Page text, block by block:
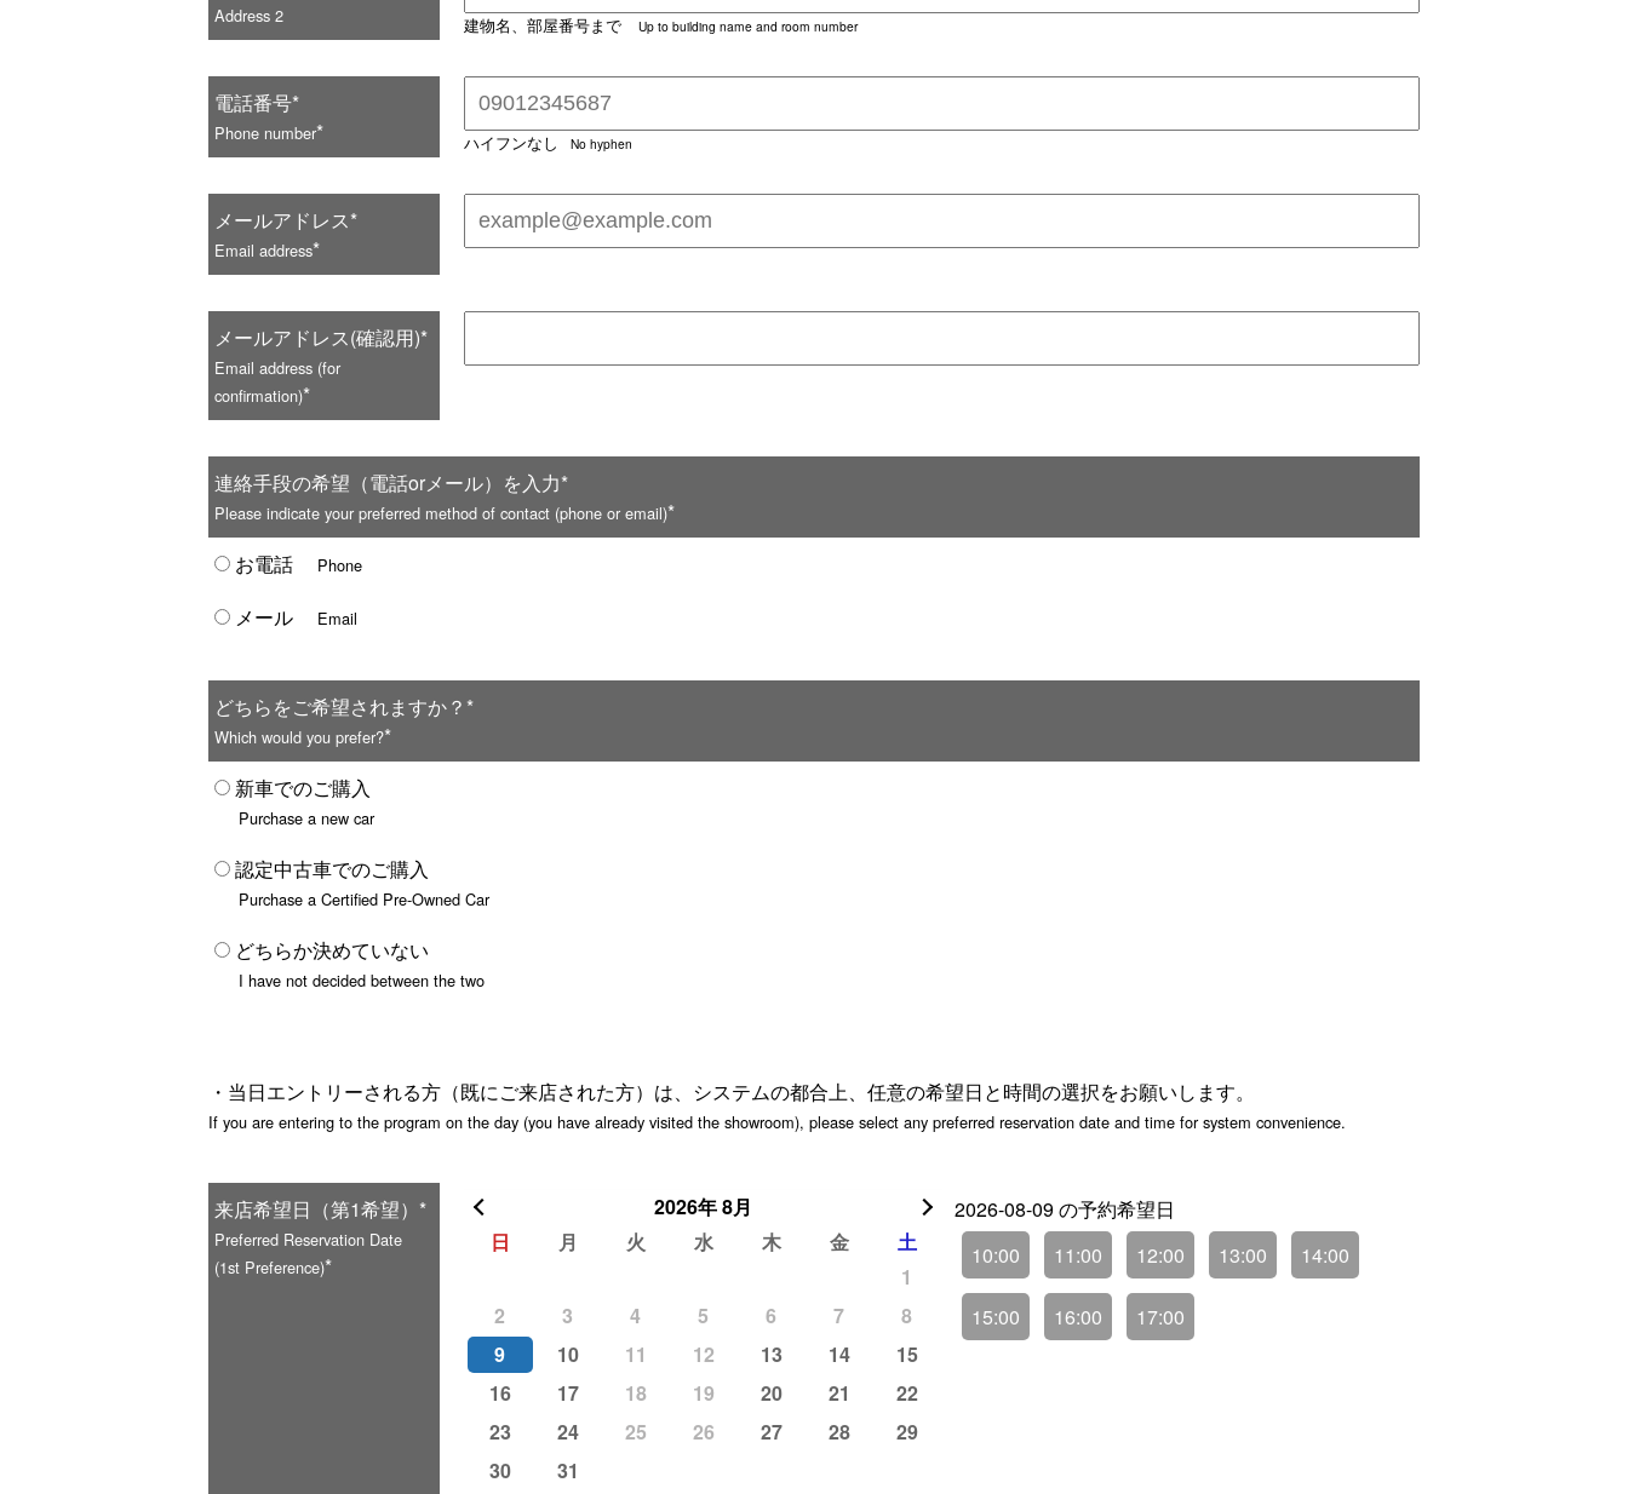
Address 2 建物名、部屋番号まで Up to building name and room number
電話番号*
Phone number* ハイフンなし No hyphen
メールアドレス*
Email address*
メールアドレス(確認用)*
Email address (for
confirmation)*
連絡手段の希望（電話orメール）を入力*
Please indicate your preferred method of contact (phone or email)*
お電話
Phone
メール Email
どちらをご希望されますか？*
Which would you prefer?*
新車でのご購入
Purchase a new car
認定中古車でのご購入
Purchase a Certified Pre-Owned Car
どちらか決めていない
I have not decided between the two
・当日エントリーされる方（既にご来店された方）は、システムの都合上、任意の希望日と時間の選択をお願いします。
If you are entering to the program on the day (you have already visited the showroom), please select any preferred reservation date and time for system convenience.
来店希望日（第1希望）*
Preferred Reservation Date
(1st Preference)*
2026年8月
日
月 火 水 木 金
土
1
2
3 4 5 6 7
8
9
10 11 12 13 14
15
16
17 18 19 20 21
22
23
24 25 26 27 28
29
30
31
2026-08-09
10:00
11:00 12:00 13:00 14:00
15:00 16:00 17:00